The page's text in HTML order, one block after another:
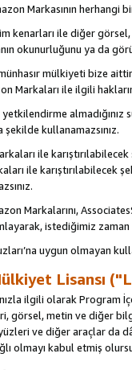
Markasının herhangi
kenarları ile diğer
okunurluğunu ya da
mülkiyeti bize
Markaları ile ilgili
yetkilendirme
kullanamazsınız.
ile
ile karıştırılabilecek
Markalarını,
istediğimiz
uygun olmayan
Lisansı
ilgili olarak Program
görsel, metin ve diğer
ve diğer araçlar da
olmayı kabul etmiş